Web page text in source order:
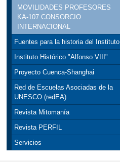
MOVILIDADES PROFESORES
KA-107 CONSORCIO
INTERNACIONAL
Fuentes para la historia del Instituto
Instituto Histórico "Alfonso VIII"
Proyecto Cuenca-Shanghai
Red de Escuelas Asociadas de la
UNESCO (redEA)
Revista Mitomanía
Revista PERFIL
Servicios